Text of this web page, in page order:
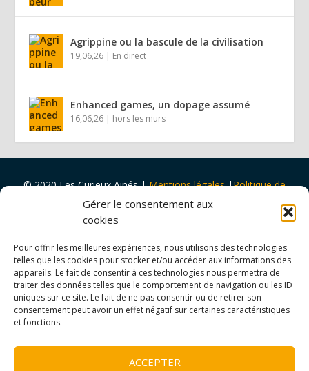
Gérer le consentement aux
cookies
Pour offrir les meilleures expériences, nous utilisons des technologies
telles que les cookies pour stocker et/ou accéder aux informations des
appareils. Le fait de consentir à ces technologies nous permettra de
traiter des données telles que le comportement de navigation ou les ID
uniques sur ce site. Le fait de ne pas consentir ou de retirer son
consentement peut avoir un effet négatif sur certaines caractéristiques
et fonctions.
ACCEPTER
Agrippine ou la bascule de la civilisation
19,06,26 | En direct
Enhanced games, un dopage assumé
16,06,26 | hors les murs
© 2020 Les Curieux Ainés |Mentions légales |Politique de
cookies |Design parTapa Idée
Projet porté par Vers Volant
Ville de Rouen